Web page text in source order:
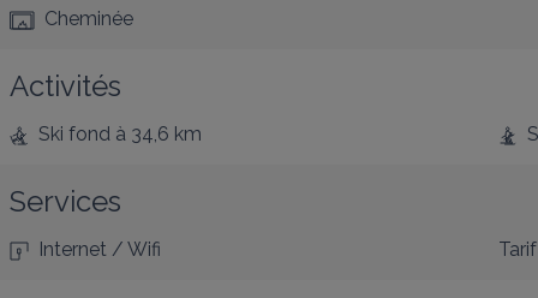
Cheminée
Activités
Ski fond à 34,6 km
Services
Internet / Wifi